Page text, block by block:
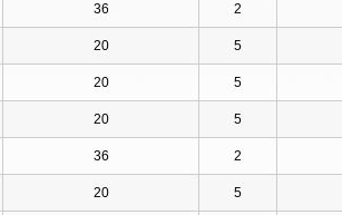
36 2
20 5
20 5
20 5
36 2
20 5